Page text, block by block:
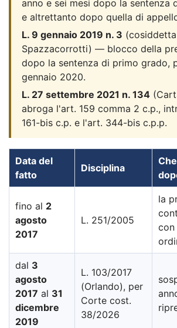
anno e sei mesi dopo la sentenza
e altrettanto dopo quella di
L. 9 gennaio 2019 n. 3 (cosiddetta
Spazzacorrotti) — blocco della
dopo la sentenza di primo grado,
gennaio 2020.
L. 27 settembre 2021 n. 134
abroga l'art. 159 comma 2 c.p.,
161-bis c.p. e l'art. 344-bis c.p.p.
Data del
fatto
Disciplina
fino al 2
agosto
2017
L. 251/2005
la
con
dal 3
agosto
2017 al 31
dicembre
2019
L. 103/2017
(Orlando), per
Corte cost.
38/2026